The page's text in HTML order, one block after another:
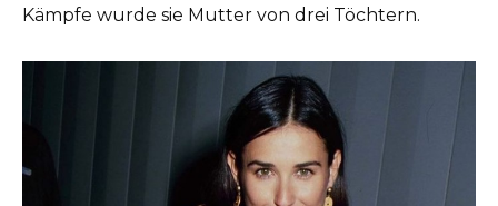
Kämpfe wurde sie Mutter von drei Töchtern.